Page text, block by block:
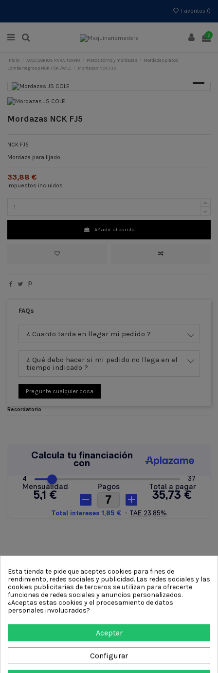
Favoritos ()
0
Inicio ACCESORIOS PARA TORNO Platos torno y mordazas
Mordazas platos
Lombartegroup NCK / CK /WLC
Mordazas NCK FJ5
Mordazas NCK FJ5
NCK FJ5
Mordaza para lijado
33,88 €
Impuestos incluidos
Añadir al carrito
FAQs
¿ Cuanto tarda en llegar mi pedido ?
¿ Qué debo hacer si mi pedido no llega en el
tiempo indicado ?
Pregunte cualquier cosa
Recordatorio
Descripción
Mordazas para el lijado, acabado platos y cuencos
Sujeccion platos entre 54 y 125 mm
Esta tienda te pide que aceptes cookies para fines de
rendimiento, redes sociales y publicidad. Las redes sociales y las
cookies publicitarias de terceros se utilizan para ofrecerte
funciones de redes sociales y anuncios personalizados.
¿Aceptas estas cookies y el procesamiento de datos
personales involucrados?
Aceptar
Configurar